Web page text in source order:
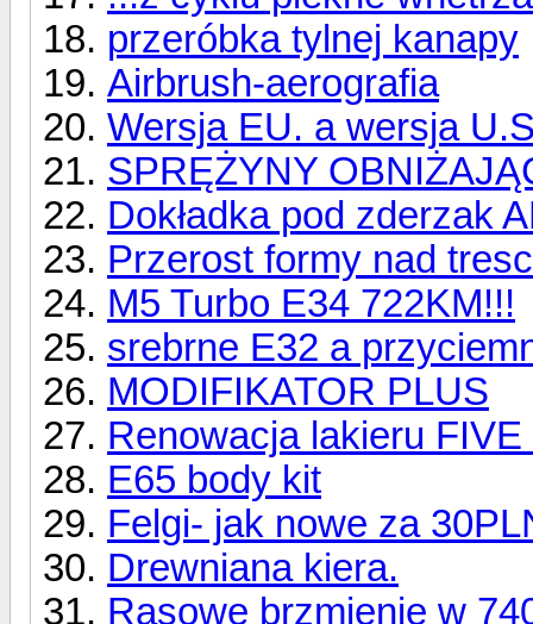
przeróbka tylnej kanapy
Airbrush-aerografia
Wersja EU. a wersja
SPRĘŻYNY
Dokładka pod zderzak
Przerost formy nad
M5 Turbo E34 722KM!!!
srebrne E32 a
MODIFIKATOR PLUS
Renowacja lakieru
E65 body kit
Felgi- jak nowe za
Drewniana kiera.
Rasowe brzmienie w